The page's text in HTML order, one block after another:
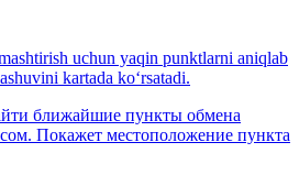
uchun yaqin punktlarni aniqlab
kartada ko‘rsatadi.
ближайшие пункты обмена
Покажет местоположение пункта